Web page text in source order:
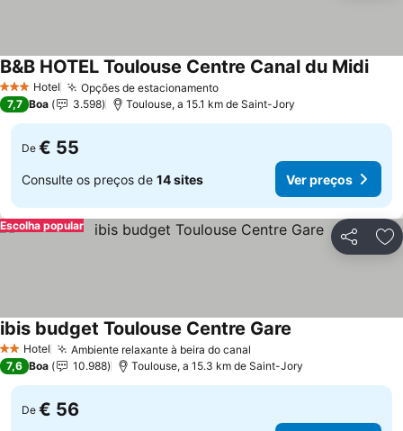
3 EstrelasHotel Opções de estacionamentoVer preços
B&B HOTEL Toulouse Centre Canal du MidiVer
7,7 Boa 3.598 Toulouse, a 15.1 km de Saint-Jory
De € 55
Consulte os preços de 14 sites Ver preços
Partilhar
Escolha popular
2 Estrelas
Hotel Ambiente relaxante à beira do canal
ibis budget Toulouse Centre Gare
7,6 Boa 10.988 Toulouse, a 15.3 km de Saint-Jory
De € 56